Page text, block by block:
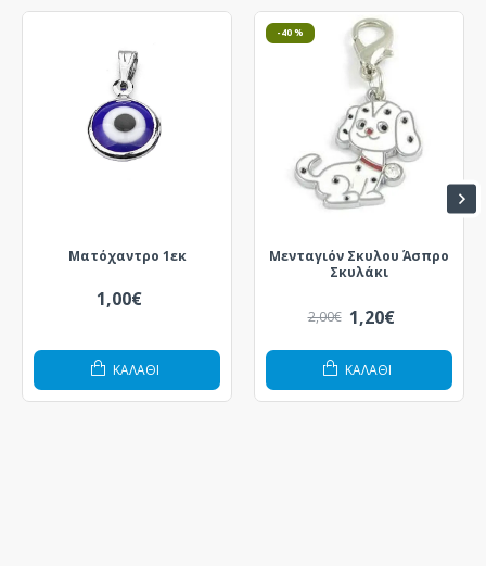
Ματόχαντρο 1εκ
1,00€
ΚΑΛΆΘΙ
-40 %
Μενταγιόν Σκυλου Άσπρο
Σκυλάκι
1,20€
2,00€
ΚΑΛΆΘΙ